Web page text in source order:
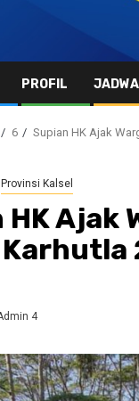
PROFIL
6 Supian HK Ajak
Provinsi Kalsel
HK Ajak
Karhutla
4